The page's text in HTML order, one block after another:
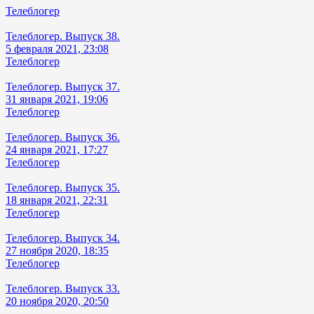
Телеблогер
Телеблогер. Выпуск 38.
5 февраля 2021, 23:08
Телеблогер
Телеблогер. Выпуск 37.
31 января 2021, 19:06
Телеблогер
Телеблогер. Выпуск 36.
24 января 2021, 17:27
Телеблогер
Телеблогер. Выпуск 35.
18 января 2021, 22:31
Телеблогер
Телеблогер. Выпуск 34.
27 ноября 2020, 18:35
Телеблогер
Телеблогер. Выпуск 33.
20 ноября 2020, 20:50